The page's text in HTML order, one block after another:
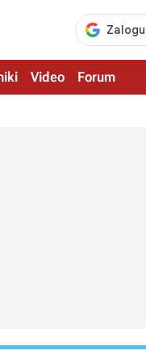
Video Forum